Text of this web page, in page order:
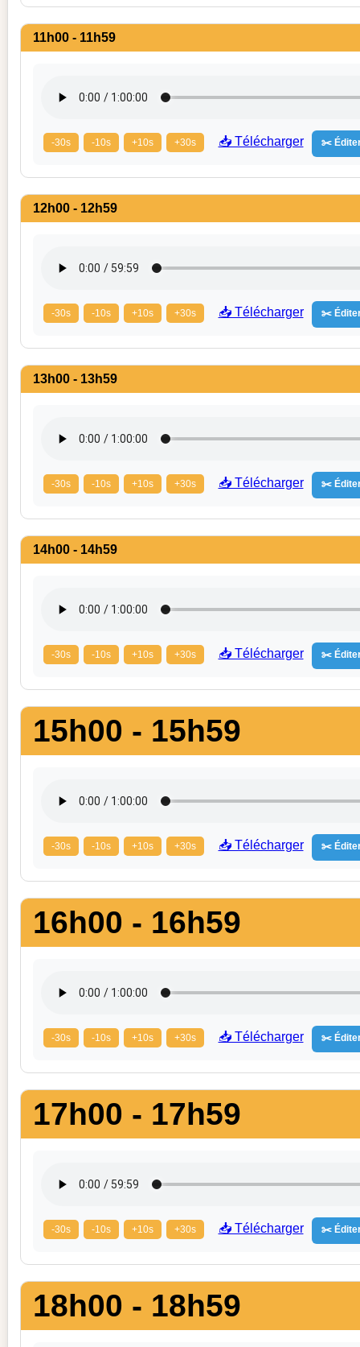
11h00 - 11h59
-30s -10s +10s +30s 📥 Télécharger ✂️
12h00 - 12h59
-30s -10s +10s +30s 📥 Télécharger ✂️
13h00 - 13h59
-30s -10s +10s +30s 📥 Télécharger ✂️
14h00 - 14h59
-30s -10s +10s +30s 📥 Télécharger ✂️
15h00 - 15h59
-30s -10s +10s +30s 📥 Télécharger ✂️
16h00 - 16h59
-30s -10s +10s +30s 📥 Télécharger ✂️
17h00 - 17h59
-30s -10s +10s +30s 📥 Télécharger ✂️
18h00 - 18h59